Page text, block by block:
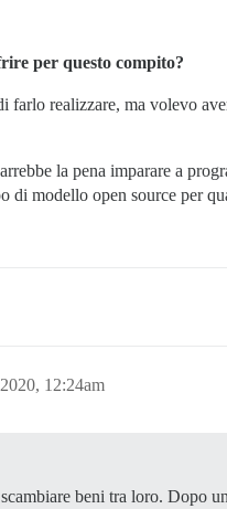
per questo compito?
farlo realizzare, ma volevo
la pena imparare a
modello open source per
12:24am
beni tra loro. Dopo